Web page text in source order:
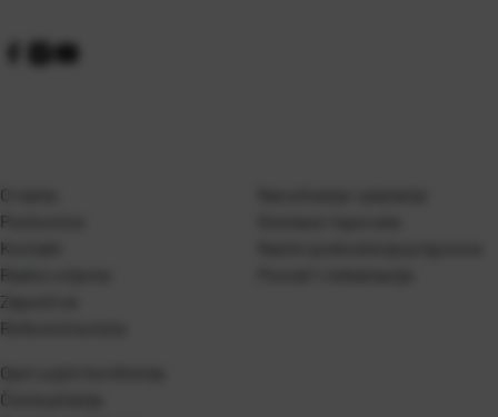
O nama
Poslovnice
Kontakt
Radno vrijeme
Zaposli se
Referentna lista
Opći uvjeti korištenja
Česta pitanja